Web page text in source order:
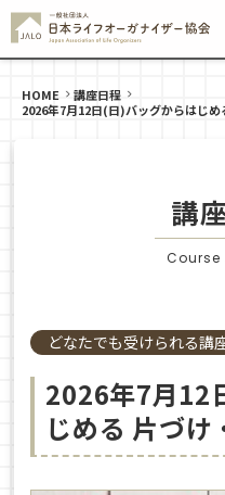
HOME
講座日程
2026年7月12日(日)バッグからはじ
講
どなたでも受けられる講
2026年7月12
じめる 片づ